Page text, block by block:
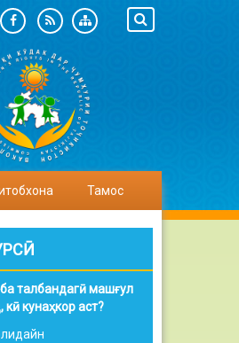
Тамос
талбандагӣ машғул
кунаҳкор аст?